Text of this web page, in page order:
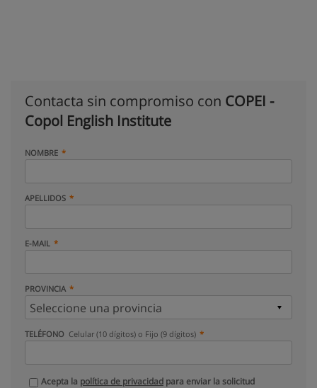
Contacta sin compromiso con COPEI -
Copol English Institute
NOMBRE
APELLIDOS
E-MAIL
PROVINCIA
TELÉFONO Celular (10 dígitos) o Fijo (9 dígitos)
Acepta la política de privacidad para enviar la solicitud